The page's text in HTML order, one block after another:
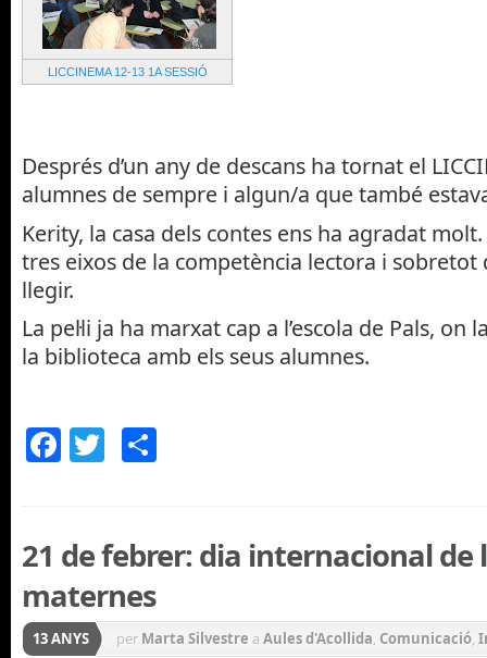
LICCINEMA 12-13 1A SESSIÓ
Després d’un any de descans ha tornat el
alumnes de sempre i algun/a que també
Kerity, la casa dels contes ens ha agradat
tres eixos de la competència lectora i sobretot
llegir.
La pel·li ja ha marxat cap a l’escola de Pals, on
la biblioteca amb els seus alumnes.
Facebook
Twitter
21 de febrer: dia internacional de
maternes
13 ANYS per Marta Silvestre a Aules d'Acollida, Comunicació,